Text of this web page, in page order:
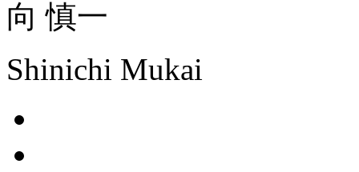
向 慎一
Shinichi Mukai